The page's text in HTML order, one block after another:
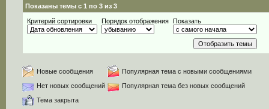
Показаны темы с 1 по 3 из 3
Критерий сортировки Порядок отображения Показать
Новые сообщения
Популярная тема с новыми сообщениями
Нет новых сообщений
Популярная тема без новых сообщений
Тема закрыта